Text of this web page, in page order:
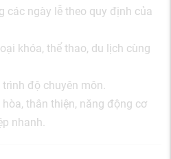
các ngày lễ theo quy định của
khóa, thể thao, du lịch cùng
độ chuyên môn.
thân thiện, năng động cơ
nhanh.